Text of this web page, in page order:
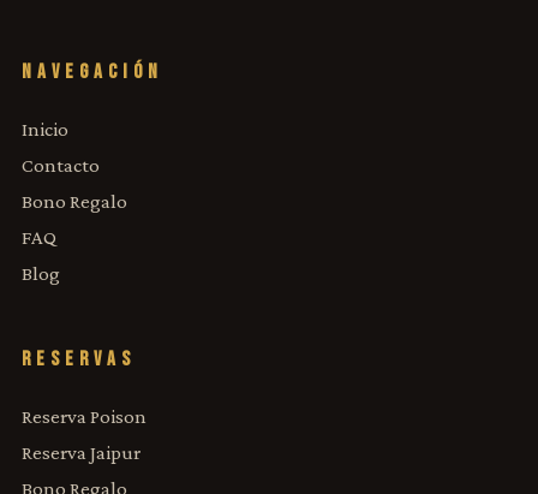
NAVEGACIÓN
Inicio
Contacto
Bono Regalo
FAQ
Blog
RESERVAS
Reserva Poison
Reserva Jaipur
Bono Regalo